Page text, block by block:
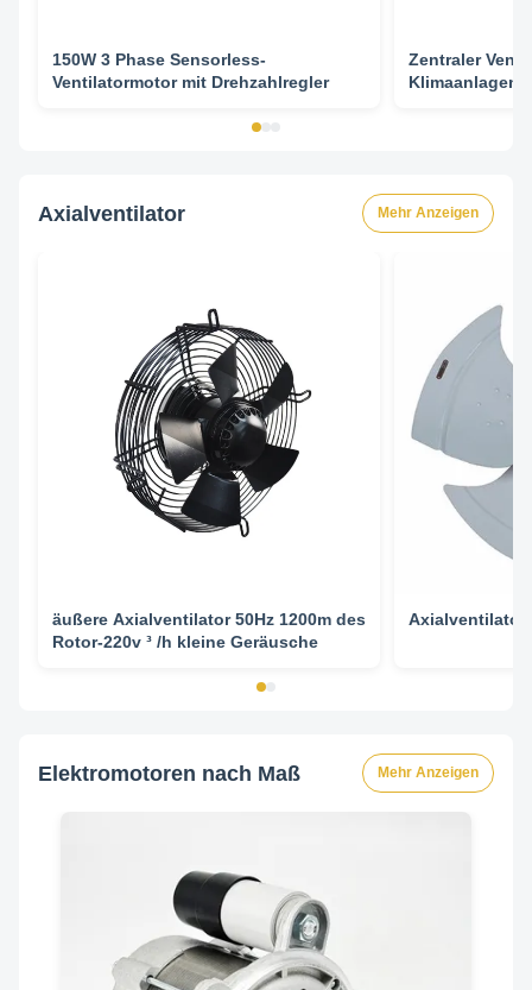
150W 3 Phase Sensorless-
Ventilatormotor mit Drehzahlregler
Zentraler
Klimaanlagen-
Axialventilator Mehr Anzeigen
äußere Axialventilator 50Hz 1200m des
Rotor-220v ³ /h kleine Geräusche
Elektromotoren nach Maß Mehr Anzeigen